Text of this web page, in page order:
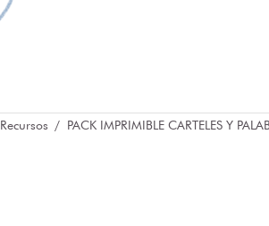
Recursos PACK IMPRIMIBLE CARTELES Y